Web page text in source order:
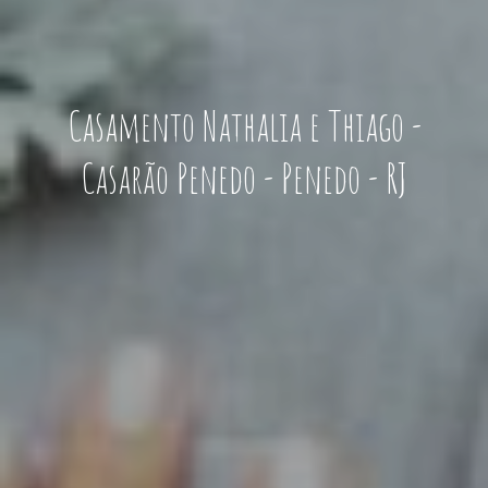
Casamento Nathalia e Thiago -
Casarão Penedo - Penedo - RJ